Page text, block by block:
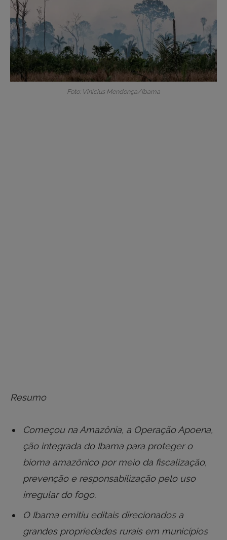
Foto: Vinícius Mendonça/Ibama
Resumo
Começou na Amazônia, a Operação Apoena,
ção integrada do Ibama para proteger o
bioma amazônico por meio da fiscalização,
prevenção e responsabilização pelo uso
irregular do fogo.
O Ibama emitiu editais direcionados a
grandes propriedades rurais em municípios